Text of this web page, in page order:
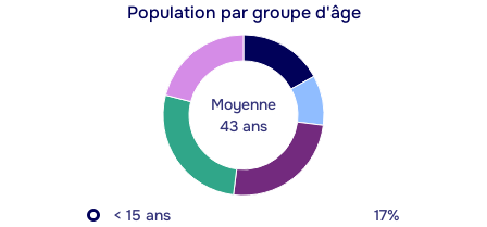
Population par groupe d'âge
Moyenne
43 ans
< 15 ans
17%